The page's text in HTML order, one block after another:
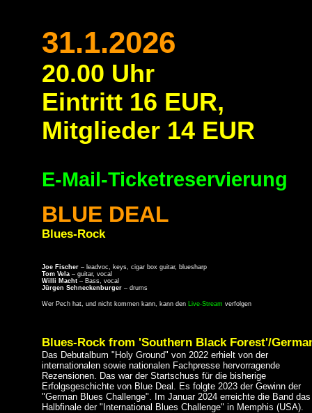
31.1.2026
20.00 Uhr
Eintritt 16 EUR,
Mitglieder 14 EUR
E-Mail-Ticketreservierung
BLUE DEAL
Blues-Rock
Joe Fischer – leadvoc, keys, cigar box guitar, bluesharp
Tom Vela – guitar, vocal
Willi Macht – Bass, vocal
Jürgen Schneckenburger – drums
Wer Pech hat, und nicht kommen kann, kann den Live-Stream verfolgen
Blues-Rock from 'Southern Black Forest'/
Das Debutalbum "Holy Ground" von 2022 erhielt von der
internationalen sowie nationalen Fachpresse hervorragende
Rezensionen. Das war der Startschuss für die bisherige
Erfolgsgeschichte von Blue Deal. Es folgte 2023 der Gewinn der
"German Blues Challenge". Im Januar 2024 erreichte die Band das
Halbfinale der "International Blues Challenge" in Memphis (USA).